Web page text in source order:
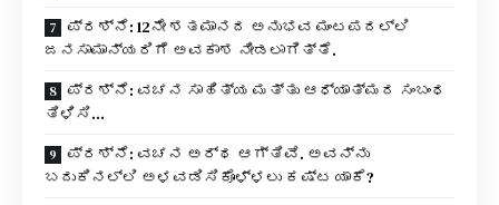
ಪ್ರಶ್ನೆ: 12ನೇ ಶತಮಾನದ ಅನುಭವ ಮಂಟಪದಲ್ಲಿ
ಜನಸಾಮಾನ್ಯರಿಗೆ ಅವಕಾಶ ನೀಡಲಾಗಿತ್ತೆ.
ಪ್ರಶ್ನೆ: ವಚನ ಸಾಹಿತ್ಯ ಮತ್ತು ಆಧ್ಯಾತ್ಮದ ಸಂಬಂಧ
ತಿಳಿಸಿ…
ಪ್ರಶ್ನೆ: ವಚನ ಅರ್ಥ ಆಗ್ತಿವೆ. ಅವನ್ನು
ಬದುಕಿನಲ್ಲಿ ಅಳವಡಿಸಿಕೊಳ್ಳಲು ಕಷ್ಟ ಯಾಕೆ?